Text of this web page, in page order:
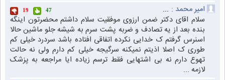
امیر محمد : ...
47
19
سلام اقای دکتر ضمن ارزوی موفقیت سلام داشتم محضرتون اینگه
بنده بعد از یه تصادف و ضربه پشت سرم به شیشه جلو ماشین حالا
اسنرس گرفتم ک خدایی نکرده اتفاقی افتاده باشد سردرد خیلی کم
طوری ک اصلا اذیتم نمیکنه سرگیجه خیلی کم دارم ولی نه حالت
تهوع دارم نه بی اشتهایی فقط ترسم زیاده ایا مراجعه به پزشک
لازمه ...